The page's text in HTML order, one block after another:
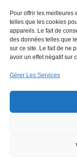
Pour offrir les meilleures
telles que les cookies
appareils. Le fait de
des données telles que
sur ce site. Le fait de ne
avoir un effet négatif sur
Gérer Les Services
© 2025 |